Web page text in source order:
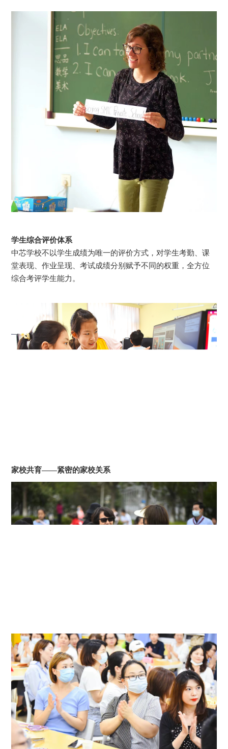
学生综合评价体系
中芯学校不以学生成绩为唯一的评价方式，对学生考勤、课
堂表现、作业呈现、考试成绩分别赋予不同的权重，全方位
综合考评学生能力。
家校共育——紧密的家校关系